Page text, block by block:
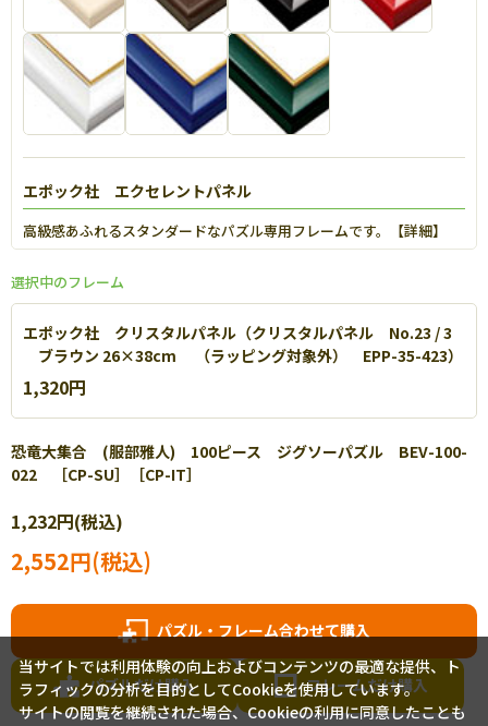
エポック社 エクセレントパネル
高級感あふれるスタンダードなパズル専用フレームです。【詳細】
エポック社 パネルマックス
軽量なアルミを使用し丈夫で扱いやすいパネルです。【
選択中のフレーム
エポック社 クリスタルパネル（クリスタルパネル No.23 / 3
ブラウン 26×38cm （ラッピング対象外） EPP-35-423）
1,320円
恐竜大集合 (服部雅人) 100ピース ジグソーパズル BEV-100-
022 ［CP-SU］［CP-IT］
1,232円(税込)
2,552円(税込)
パズル・フレーム合わせて購入
パズルだけ購入 フレームだけ購入
当サイトでは利用体験の向上およびコンテンツの最適な提供、ト
ラフィックの分析を目的としてCookieを使用しています。
サイトの閲覧を継続された場合、Cookieの利用に同意したことも